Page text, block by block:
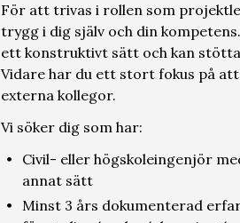
För att trivas i rollen som
trygg i dig själv och din
ett konstruktivt sätt och kan
Vidare har du ett stort fokus på
externa kollegor.
Vi söker dig som har:
Civil- eller högskoleingenjör
annat sätt
Minst 3 års dokumenterad